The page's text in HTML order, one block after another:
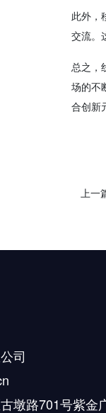
此外，
交流。
总之，
场的不
合创新
上一
司
墩路701号紫金